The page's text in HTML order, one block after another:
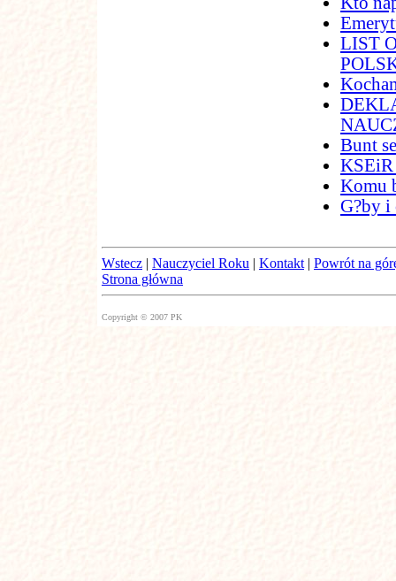
LIST
Bunt
KSEiR
Komu
G?by i
Wstecz | Nauczyciel Roku | Kontakt | Powrót na
Strona główna
Copyright © 2007 PK